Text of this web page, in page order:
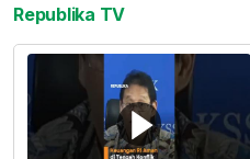
Republika TV